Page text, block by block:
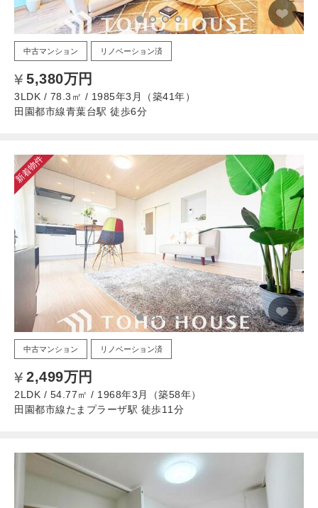
中古マンション リノベーション済
5,380万円
3LDK / 78.3㎡ / 1985年3月（築41年）
田園都市線青葉台駅 徒歩6分
新着物件
中古マンション リノベーション済
2,499万円
2LDK / 54.77㎡ / 1968年3月（築58年）
田園都市線たまプラーザ駅 徒歩11分